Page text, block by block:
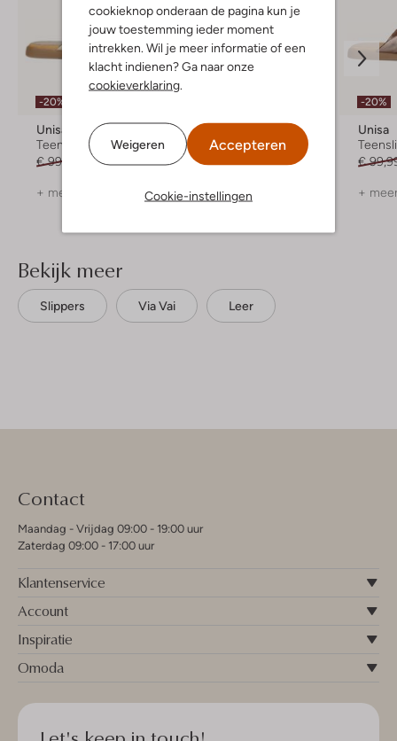
cookieknop onderaan de pagina kun je
jouw toestemming ieder moment
intrekken. Wil je meer informatie of een
klacht indienen? Ga naar onze
cookieverklaring.
Weigeren Accepteren
Cookie-instellingen
-20%
Unisa
Teenslippers
€ 99,99
€ 79,99
+ meer kleuren
Stefano Lauran
Slippers
€ 119,99 € 59,99
+ meer kleuren
-20%
Unisa
€
+
Bekijk meer
Slippers Via Vai Leer
Contact
Maandag - Vrijdag 09:00 - 19:00 uur
Zaterdag 09:00 - 17:00 uur
Klantenservice
Account
Inspiratie
Omoda